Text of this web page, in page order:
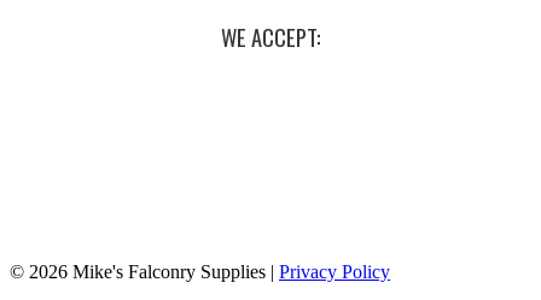
WE ACCEPT:
© 2026 Mike's Falconry Supplies | Privacy Policy